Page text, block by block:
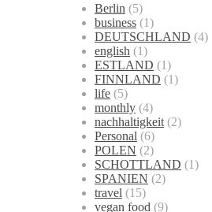
Berlin (5)
business (1)
DEUTSCHLAND (4)
english (1)
ESTLAND (1)
FINNLAND (1)
life (5)
monthly (4)
nachhaltigkeit (2)
Personal (6)
POLEN (2)
SCHOTTLAND (1)
SPANIEN (2)
travel (15)
vegan food (9)